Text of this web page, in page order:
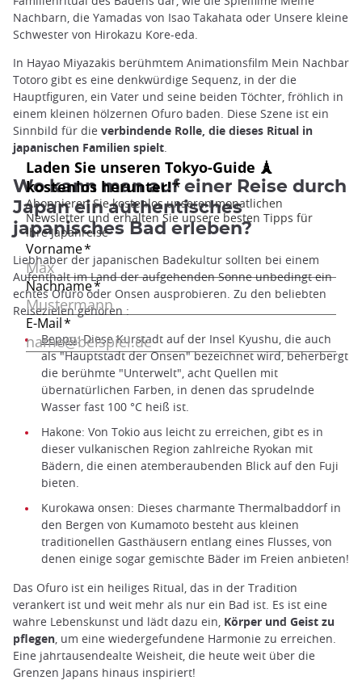
Nachbarn, die Yamadas von Isao Takahata oder Unsere kleine
Schwester von Hirokazu Kore-eda.
In Hayao Miyazakis berühmtem Animationsfilm Mein Nachbar
Totoro gibt es eine denkwürdige Sequenz, in der die
Hauptfiguren, ein Vater und seine beiden Töchter, fröhlich in
einem kleinen hölzernen Ofuro baden. Diese Szene ist ein
Sinnbild für die verbindende Rolle, die dieses Ritual in
japanischen Familien spielt.
Wo kann man auf einer Reise durch
Japan ein authentisches
japanisches Bad erleben?
Liebhaber der japanischen Badekultur sollten bei einem
Aufenthalt im Land der aufgehenden Sonne unbedingt ein
echtes Ofuro oder Onsen ausprobieren. Zu den beliebten
Reisezielen gehören :
Beppu: Diese Kurstadt auf der Insel Kyushu, die auch
als "Hauptstadt der Onsen" bezeichnet wird, beherbergt
die berühmte "Unterwelt", acht Quellen mit
übernatürlichen Farben, in denen das sprudelnde
Wasser fast 100 °C heiß ist.
Hakone: Von Tokio aus leicht zu erreichen, gibt es in
dieser vulkanischen Region zahlreiche Ryokan mit
Bädern, die einen atemberaubenden Blick auf den Fuji
bieten.
Kurokawa onsen: Dieses charmante Thermalbaddorf in
den Bergen von Kumamoto besteht aus kleinen
traditionellen Gasthäusern entlang eines Flusses, von
denen einige sogar gemischte Bäder im Freien anbieten!
Das Ofuro ist ein heiliges Ritual, das in der Tradition
verankert ist und weit mehr als nur ein Bad ist. Es ist eine
wahre Lebenskunst und lädt dazu ein, Körper und Geist zu
pflegen , um eine wiedergefundene Harmonie zu erreichen.
Eine jahrtausendealte Weisheit, die heute weit über die
Grenzen Japans hinaus inspiriert!